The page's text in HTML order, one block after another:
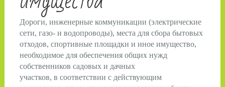
Дороги, инженерные коммуникации (электрические
сети, газо- и водопроводы), места для сбора бытовых
отходов, спортивные площадки и иное имущество,
необходимое для обеспечения общих нужд
собственников садовых и дачных
участков, в соответствии с действующим